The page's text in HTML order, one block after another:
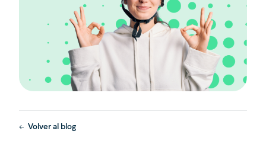
Volver al blog